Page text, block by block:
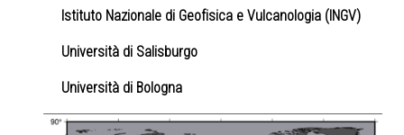
Istituto Nazionale di Geofisica e Vulcanologia (INGV)
Università di Salisburgo
Università di Bologna